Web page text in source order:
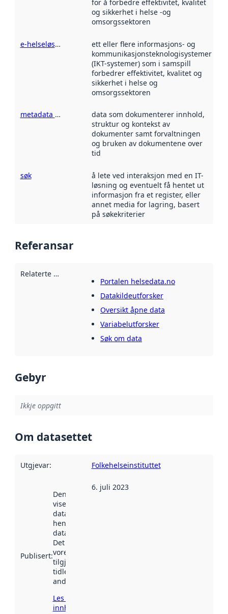
for å forbedre effektivitet, kvalitet
og sikkerhet i helse -og
omsorgssektoren
e-helseløsning
ett eller flere informasjons- og
kommunikasjonsteknologisystemer
(IKT-systemer) som i samspill
forbedrer effektivitet, kvalitet og
sikkerhet i helse og
omsorgssektoren
metadata for dokumentasjon
data som dokumenterer innhold,
struktur og kontekst av
dokumenter samt forvaltningen
og bruken av dokumentene over
tid
søk
å lete ved interaksjon med en IT-
løsning og eventuelt få hentet ut
informasjon fra et register, eller
annet media for lagring, basert
på søkekriterier
Referansar
Relaterte ressursar
Portalen helsedata.no
Datakildeutforsker
Oversikt åpne data
Variabelutforsker
Søk om data
Gebyr
Ikkje oppgitt
Om datasettet
Utgjevar: Folkehelseinstituttet
Publisert:
Denne datoen
viser når
datasettet vart
henta inn av
data.norge.no.
Det kan ha
vore
tilgjengeleg
tidlegare
andre stader.
Les meir om
innhenting
6. juli 2023